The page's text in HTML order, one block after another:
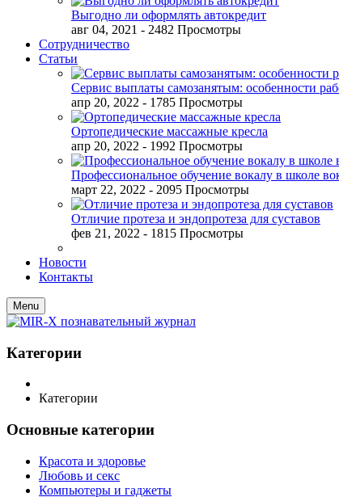
Выгодно ли оформлять автокредит
авг 04, 2021 - 2482 Просмотры
Сотрудничество
Статьи
Сервис выплаты самозанятым: особенности
апр 20, 2022 - 1785 Просмотры
Ортопедические массажные кресла
апр 20, 2022 - 1992 Просмотры
Профессиональное обучение вокалу в школе
март 22, 2022 - 2095 Просмотры
Отличие протеза и эндопротеза для суставов
фев 21, 2022 - 1815 Просмотры
Новости
Контакты
Menu
Категории
Категории
Основные категории
Красота и здоровье
Любовь и секс
Компьютеры и гаджеты